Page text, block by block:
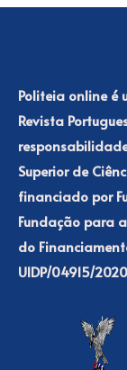
Politeia online é
Revista
Superior de
financiado por
Fundação para
do
UIDP/04915/